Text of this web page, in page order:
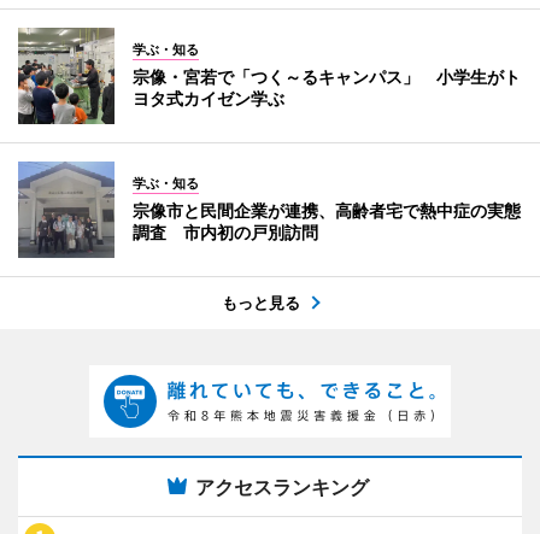
学ぶ・知る
宗像・宮若で「つく～るキャンパス」 小学生がト
ヨタ式カイゼン学ぶ
学ぶ・知る
宗像市と民間企業が連携、高齢者宅で熱中症の実態
調査 市内初の戸別訪問
もっと見る
アクセスランキング